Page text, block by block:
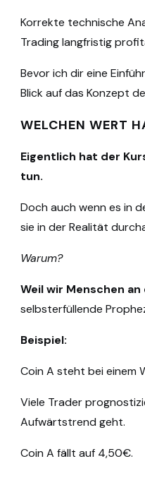
Korrekte technische
Trading langfristig
Bevor ich dir eine
Blick auf das Konzept
WELCHEN WERT
Eigentlich hat der
tun.
Doch auch wenn es in
sie in der Realität
Warum?
Weil wir Menschen
selbsterfüllende
Beispiel:
Coin A steht bei einem
Viele Trader
Aufwärtstrend geht.
Coin A fällt auf 4,50€.